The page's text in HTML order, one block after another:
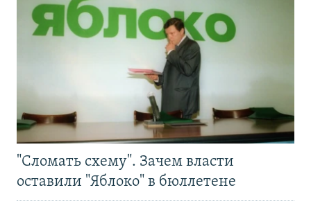
"Сломать схему". Зачем власти
оставили "Яблоко" в бюллетене